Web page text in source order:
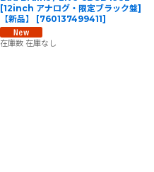
[12inch アナログ・限定ブラック盤]
【新品】
[760137499411]
在庫数 在庫なし